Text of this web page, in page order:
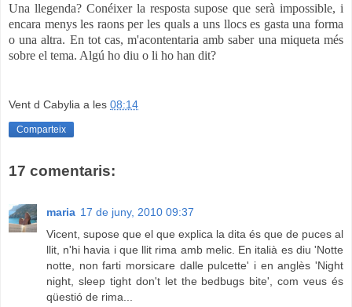
Una llegenda? Conéixer la resposta supose que serà impossible, i
encara menys les raons per les quals a uns llocs es gasta una forma
o una altra. En tot cas, m'acontentaria amb saber una miqueta més
sobre el tema. Algú ho diu o li ho han dit?
Vent d Cabylia a les 08:14
Comparteix
17 comentaris:
maria 17 de juny, 2010 09:37
Vicent, supose que el que explica la dita és que de puces al
llit, n'hi havia i que llit rima amb melic. En italià es diu 'Notte
notte, non farti morsicare dalle pulcette' i en anglès 'Night
night, sleep tight don't let the bedbugs bite', com veus és
qüestió de rima...